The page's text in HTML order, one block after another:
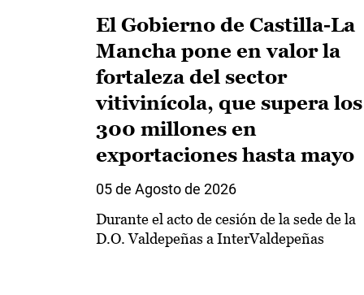
El Gobierno de Castilla-La
Mancha pone en valor la
fortaleza del sector
vitivinícola, que supera los
300 millones en
exportaciones hasta mayo
05 de Agosto de 2026
Durante el acto de cesión de la sede de la
D.O. Valdepeñas a InterValdepeñas